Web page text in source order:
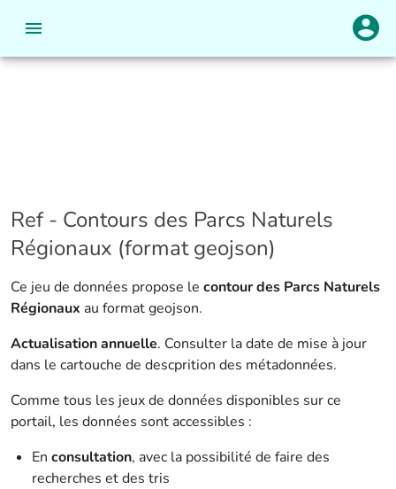
Ref - Contours des Parcs Naturels
Régionaux (format geojson)
Ce jeu de données propose le contour des Parcs Naturels
Régionaux au format geojson.
Actualisation annuelle. Consulter la date de mise à jour
dans le cartouche de descprition des métadonnées.
Comme tous les jeux de données disponibles sur ce
portail, les données sont accessibles :
En consultation, avec la possibilité de faire des
recherches et des tris